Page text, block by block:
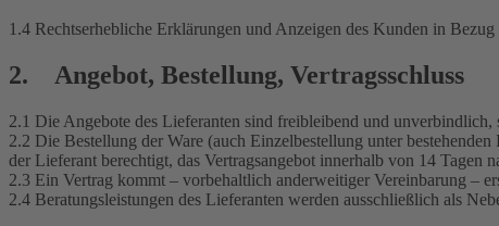
1.4 Rechtserhebliche Erklärungen und Anzeigen des Kunden in
2. Angebot, Bestellung, Vertragsschluss
2.1 Die Angebote des Lieferanten sind freibleibend und
2.2 Die Bestellung der Ware (auch Einzelbestellung unter
der Lieferant berechtigt, das Vertragsangebot innerhalb von 14 Tagen
2.3 Ein Vertrag kommt – vorbehaltlich anderweitiger Vereinbarung –
2.4 Beratungsleistungen des Lieferanten werden ausschließlich als